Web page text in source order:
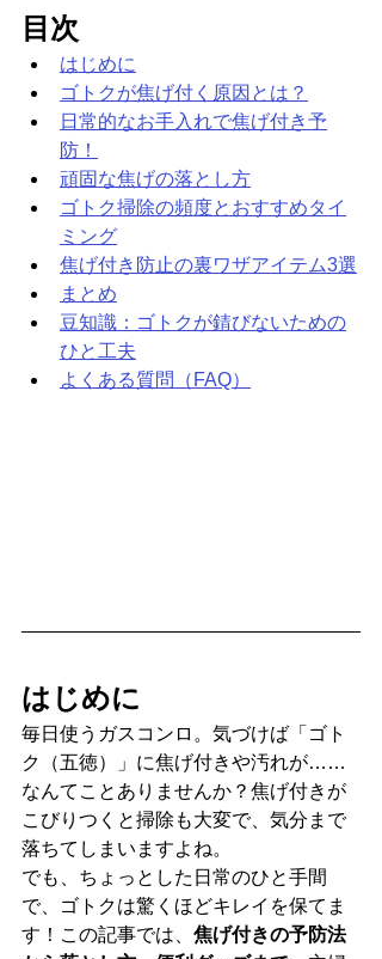
目次
はじめに
ゴトクが焦げ付く原因とは？
日常的なお手入れで焦げ付き予
防！
頑固な焦げの落とし方
ゴトク掃除の頻度とおすすめタイ
ミング
焦げ付き防止の裏ワザアイテム3選
まとめ
豆知識：ゴトクが錆びないための
ひと工夫
よくある質問（FAQ）
はじめに
毎日使うガスコンロ。気づけば「ゴト
ク（五徳）」に焦げ付きや汚れが……
なんてことありませんか？焦げ付きが
こびりつくと掃除も大変で、気分まで
落ちてしまいますよね。
でも、ちょっとした日常のひと手間
で、ゴトクは驚くほどキレイを保てま
す！この記事では、 焦げ付きの予防法